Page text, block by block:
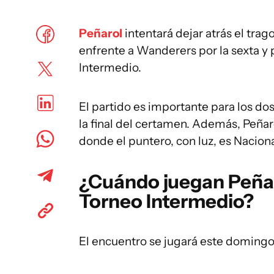
Peñarol intentará dejar atrás el
enfrente a Wanderers por la sexta
Intermedio.
El partido es importante para los
la final del certamen. Además,
donde el puntero, con luz, es
¿Cuándo juegan
Torneo Intermedio?
El encuentro se jugará este